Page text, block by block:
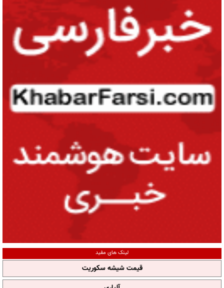
لینک های مفید
قیمت شیشه سکوریت